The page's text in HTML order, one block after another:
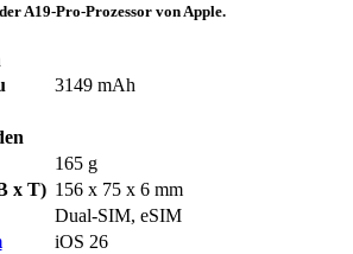
A19-Pro-Prozessor von Apple.
3149 mAh
165 g
x T) 156 x 75 x 6 mm
Dual-SIM, eSIM
iOS 26